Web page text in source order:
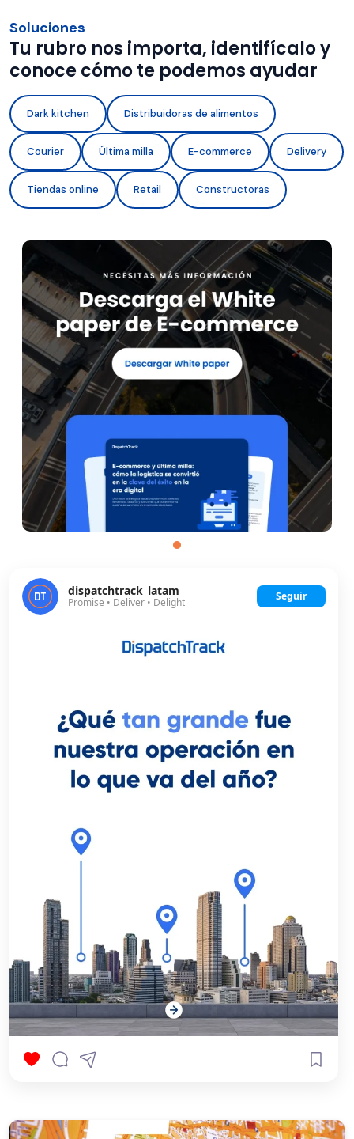
Soluciones
Tu rubro nos importa, identifícalo y
conoce cómo te podemos ayudar
Dark kitchen Distribuidoras de alimentos
Courier Última milla E-commerce Delivery
Tiendas online Retail Constructoras
dispatchtrack_latam
Promise • Deliver • Delight Seguir